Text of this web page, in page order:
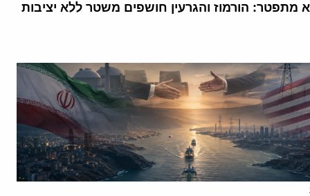
מתפטר: הורמוז והגרעין חושפים משטר ללא יציבות